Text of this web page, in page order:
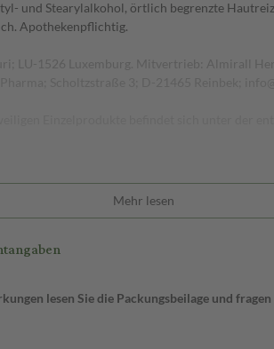
und Stearylalkohol, örtlich begrenzte
Apothekenpflichtig.
Mehr lesen
lesen Sie die Packungsbeilage und